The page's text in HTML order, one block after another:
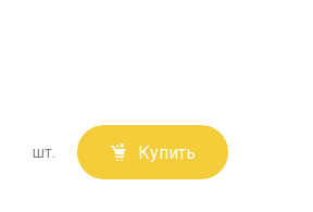
шт. Купить